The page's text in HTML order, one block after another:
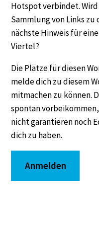
Hotspot verbindet.
Sammlung von Links
nächste Hinweis für
Viertel?
Die Plätze für diesen
melde dich zu diesem
mitmachen zu können.
spontan
nicht garantieren noch
dich zu haben.
Anmelden